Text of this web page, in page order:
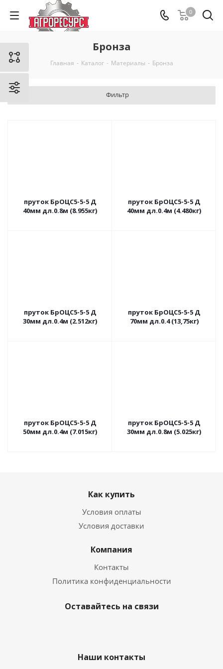
0
Бронза
Главная - Каталог - Материалы - Бронза
Фильтр
пруток БрОЦС5-5-5 Д
40мм дл.0.8м (8.955кг)
пруток БрОЦС5-5-5 Д
40мм дл.0.4м (4.480кг)
пруток БрОЦС5-5-5 Д
30мм дл.0.4м (2.512кг)
пруток БрОЦС5-5-5 Д
70мм дл.0.4 (13,75кг)
пруток БрОЦС5-5-5 Д
50мм дл.0.4м (7.015кг)
пруток БрОЦС5-5-5 Д
30мм дл.0.8м (5.025кг)
Как купить
Условия оплаты
Условия доставки
Компания
Контакты
Политика конфиденциальности
Оставайтесь на связи
Наши контакты